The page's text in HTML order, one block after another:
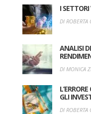
I
DI ROBERTA
ANALISI
DI MONICA
GLI
DI ROBERTA